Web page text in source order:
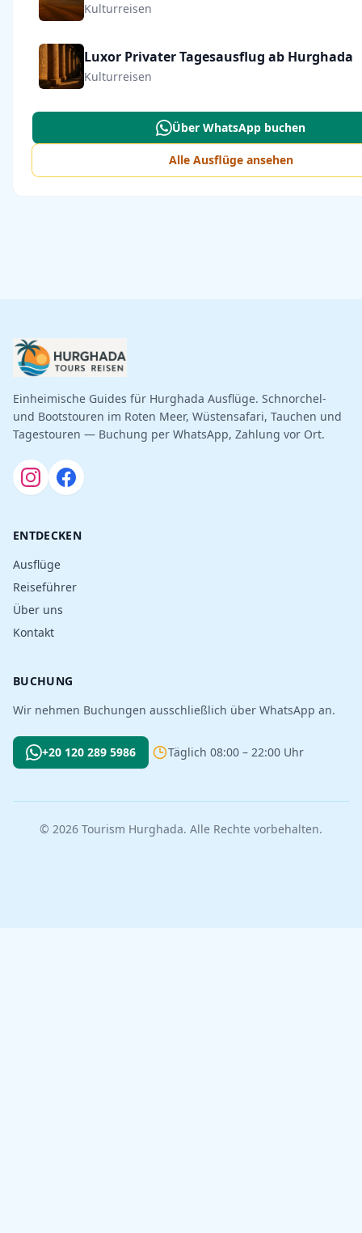
Kulturreisen
Luxor Privater Tagesausflug ab Hurghada
Kulturreisen
Über WhatsApp buchen
Alle Ausflüge ansehen
Einheimische Guides für Hurghada Ausflüge. Schnorchel-
und Bootstouren im Roten Meer, Wüstensafari, Tauchen und
Tagestouren — Buchung per WhatsApp, Zahlung vor Ort.
ENTDECKEN
Ausflüge
Reiseführer
Über uns
Kontakt
BUCHUNG
Wir nehmen Buchungen ausschließlich über WhatsApp an.
+20 120 289 5986 Täglich 08:00 – 22:00 Uhr
© 2026 Tourism Hurghada. Alle Rechte vorbehalten.